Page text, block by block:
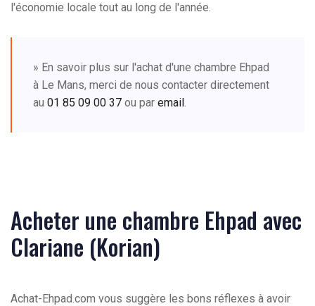
l'économie locale tout au long de l'année.
» En savoir plus sur l'achat d'une chambre Ehpad
à Le Mans, merci de nous contacter directement
au 01 85 09 00 37 ou par email
Acheter une chambre Ehpad avec
Clariane (Korian)
Achat-Ehpad.com vous suggère les bons réflexes à avoir